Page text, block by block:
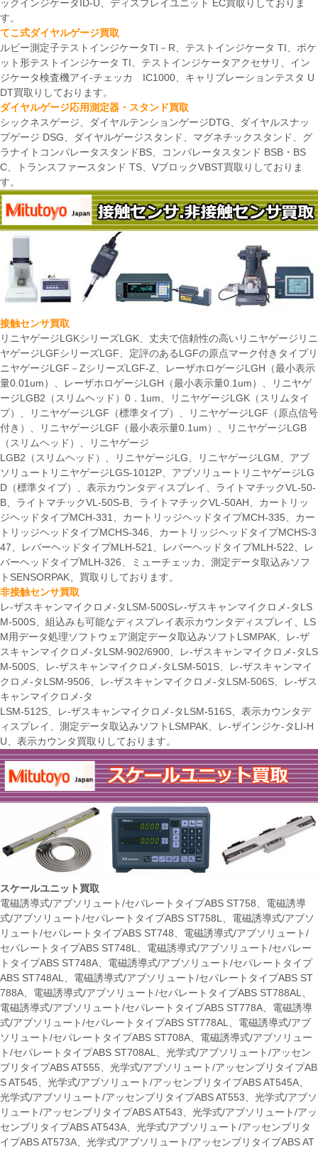
ックインジケータID-U、ディスプレイユニット EC買取りしておりま
す。
てこ式ダイヤルゲージ買取
ルビー測定子テストインジケータTI－R、テストインジケータ TI、ポケ
ット形テストインジケータ TI、テストインジケータアクセサリ、イン
ジケータ検査機アイ-チェッカ IC1000、キャリブレーションテスタ U
DT買取りしております。
ダイヤルゲージ応用測定器・スタンド買取
シックネスゲージ、ダイヤルテンションゲージDTG、ダイヤルスナッ
プゲージ DSG、ダイヤルゲージスタンド、マグネチックスタンド、グ
ラナイトコンパレータスタンドBS、コンパレータスタンド BSB・BS
C、トランスファースタンド TS、VブロックVBST買取りしておりま
す。
接触センサ買取
リニヤゲージLGKシリーズLGK、丈夫で信頼性の高いリニヤゲージリニ
ヤゲージLGFシリーズLGF、定評のあるLGFの原点マーク付きタイプリ
ニヤゲージLGF－ZシリーズLGF-Z、レーザホロゲージLGH（最小表示
量0.01um）、レーザホロゲージLGH（最小表示量0.1um）、リニヤゲ
ージLGB2（スリムヘッド）0．1um、リニヤゲージLGK（スリムタイ
プ）、リニヤゲージLGF（標準タイプ）、リニヤゲージLGF（原点信号
付き）、リニヤゲージLGF（最小表示量0.1um）、リニヤゲージLGB
（スリムヘッド）、リニヤゲージ
LGB2（スリムヘッド）、リニヤゲージLG、リニヤゲージLGM、アブ
ソリュートリニヤゲージLGS-1012P、アブソリュートリニヤゲージLG
D（標準タイプ）、表示カウンタディスプレイ、ライトマチックVL-50-
B、ライトマチックVL-50S-B、ライトマチックVL-50AH、カートリッ
ジヘッドタイプMCH-331、カートリッジヘッドタイプMCH-335、カー
トリッジヘッドタイプMCHS-346、カートリッジヘッドタイプMCHS-3
47、レバーヘッドタイプMLH-521、レバーヘッドタイプMLH-522、レ
バーヘッドタイプMLH-326、ミューチェッカ、測定データ取込みソフ
トSENSORPAK、買取りしております。
非接触センサ買取
レ-ザスキャンマイクロメ-タLSM-500Sレ-ザスキャンマイクロメ-タLS
M-500S、組込みも可能なディスプレイ表示カウンタディスプレイ、LS
M用データ処理ソフトウェア測定データ取込みソフトLSMPAK、レ-ザ
スキャンマイクロメ-タLSM-902/6900、レ-ザスキャンマイクロメ-タLS
M-500S、レ-ザスキャンマイクロメ-タLSM-501S、レ-ザスキャンマイ
クロメ-タLSM-9506、レ-ザスキャンマイクロメ-タLSM-506S、レ-ザス
キャンマイクロメ-タ
LSM-512S、レ-ザスキャンマイクロメ-タLSM-516S、表示カウンタデ
ィスプレイ、測定データ取込みソフトLSMPAK、レ-ザインジケ-タLI-H
U、表示カウンタ買取りしております。
スケールユニット買取
電磁誘導式/アブソリュート/セパレートタイプABS ST758、電磁誘導
式/アブソリュート/セパレートタイプABS ST758L、電磁誘導式/アブソ
リュート/セパレートタイプABS ST748、電磁誘導式/アブソリュート/
セパレートタイプABS ST748L、電磁誘導式/アブソリュート/セパレー
トタイプABS ST748A、電磁誘導式/アブソリュート/セパレートタイプ
ABS ST748AL、電磁誘導式/アブソリュート/セパレートタイプABS ST
788A、電磁誘導式/アブソリュート/セパレートタイプABS ST788AL、
電磁誘導式/アブソリュート/セパレートタイプABS ST778A、電磁誘導
式/アブソリュート/セパレートタイプABS ST778AL、電磁誘導式/アブ
ソリュート/セパレートタイプABS ST708A、電磁誘導式/アブソリュー
ト/セパレートタイプABS ST708AL、光学式/アブソリュート/アッセン
ブリタイプABS AT555、光学式/アブソリュート/アッセンブリタイプAB
S AT545、光学式/アブソリュート/アッセンブリタイプABS AT545A、
光学式/アブソリュート/アッセンブリタイプABS AT553、光学式/アブソ
リュート/アッセンブリタイプABS AT543、光学式/アブソリュート/アッ
センブリタイプABS AT543A、光学式/アブソリュート/アッセンブリタ
イプABS AT573A、光学式/アブソリュート/アッセンブリタイプABS AT